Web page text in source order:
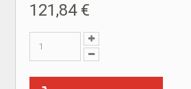
121,84 €